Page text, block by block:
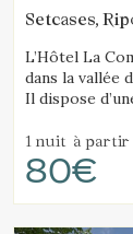
Setcases,
L’Hôtel La
dans la vallée
Il dispose
ski.
1 nuit à partir
80€